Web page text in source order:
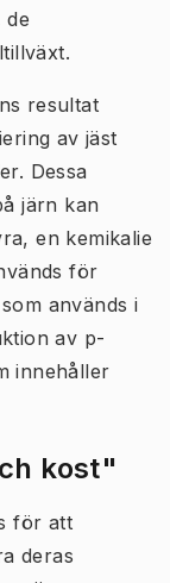
de
resultat
av jäst
Dessa
järn kan
en kemikalie
för
används i
av p-
innehåller
kost"
för att
deras